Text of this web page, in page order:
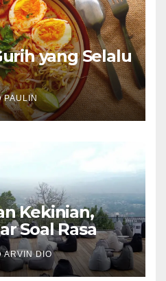
yang Selalu
PAULIN
Kekinian,
Soal Rasa
ARVIN DIO